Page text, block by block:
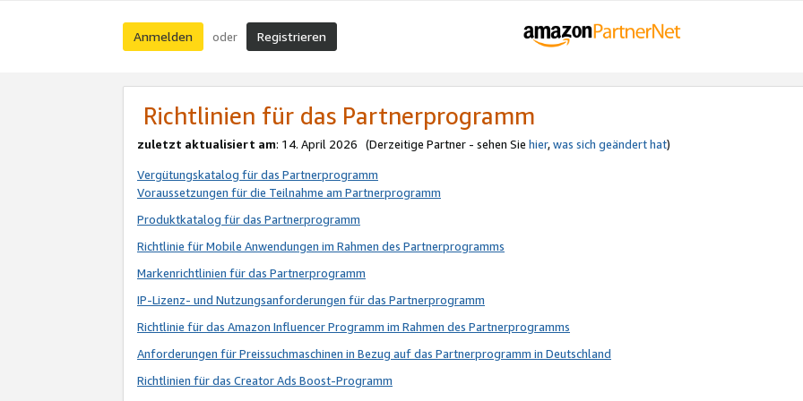
Anmelden oder Registrieren
Richtlinien für das Partnerprogramm
zuletzt aktualisiert am: 14. April 2026 (Derzeitige Partner - sehen Sie hier,was sich geändert hat)
Vergütungskatalog für das Partnerprogramm
Voraussetzungen für die Teilnahme am Partnerprogramm
Produktkatalog für das Partnerprogramm
Richtlinie für Mobile Anwendungen im Rahmen des Partnerprogramms
Markenrichtlinien für das Partnerprogramm
IP-Lizenz- und Nutzungsanforderungen für das Partnerprogramm
Richtlinie für das Amazon Influencer Programm im Rahmen des Partnerprogramms
Anforderungen für Preissuchmaschinen in Bezug auf das Partnerprogramm in Deutschland
Richtlinien für das Creator Ads Boost-Programm